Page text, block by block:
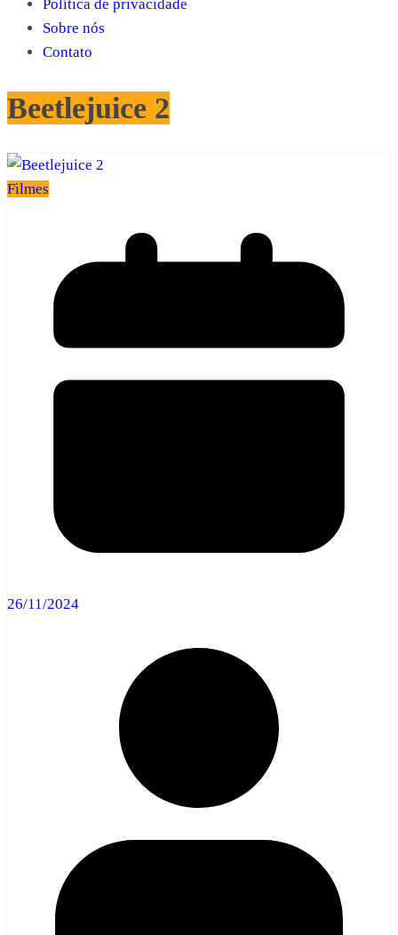
Política de privacidade
Sobre nós
Contato
Beetlejuice 2
Filmes
26/11/2024